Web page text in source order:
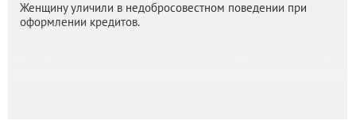
Женщину уличили в недобросовестном поведении при
оформлении кредитов.